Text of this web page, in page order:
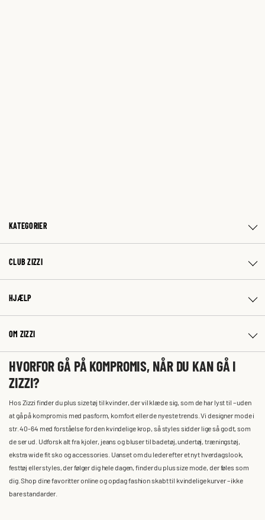
KATEGORIER
CLUB ZIZZI
HJÆLP
OM ZIZZI
HVORFOR GÅ PÅ KOMPROMIS, NÅR DU KAN GÅ I
ZIZZI?
Hos Zizzi finder du plus size tøj til kvinder, der vil klæde sig, som de har lyst til – uden
at gå på kompromis med pasform, komfort eller de nyeste trends. Vi designer mode i
str. 40-64 med forståelse for den kvindelige krop, så styles sidder lige så godt, som
de ser ud. Udforsk alt fra kjoler, jeans og bluser til badetøj, undertøj, træningstøj,
ekstra wide fit sko og accessories. Uanset om du leder efter et nyt hverdagslook,
festtøj eller styles, der følger dig hele dagen, finder du plus size mode, der føles som
dig. Shop dine favoritter online og opdag fashion skabt til kvindelige kurver – ikke
bare standarder.